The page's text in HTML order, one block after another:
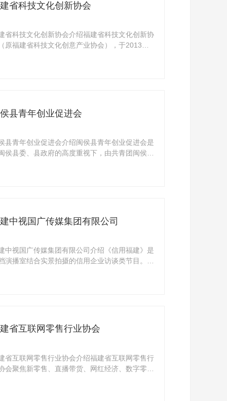
省科技文化创新协会
省科技文化创新协会介绍福建省科技文化创新协
原福建省科技文化创意产业协会），于2013年
县青年创业促进会
县青年创业促进会介绍闽侯县青年创业促进会是
侯县委、县政府的高度重视下，由共青团闽侯县
中视国广传媒集团有限公司
中视国广传媒集团有限公司介绍《信用福建》是
演播室结合实景拍摄的信用企业访谈类节目。栏
省互联网零售行业协会
省互联网零售行业协会介绍福建省互联网零售行
会聚焦新零售、直播带货、网红经济、数字零售